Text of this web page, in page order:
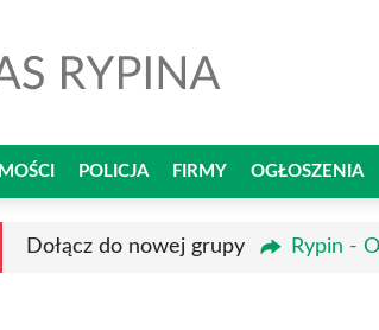
POLICJA FIRMY OGŁOSZENIA
Dołącz do nowej grupy Rypin -